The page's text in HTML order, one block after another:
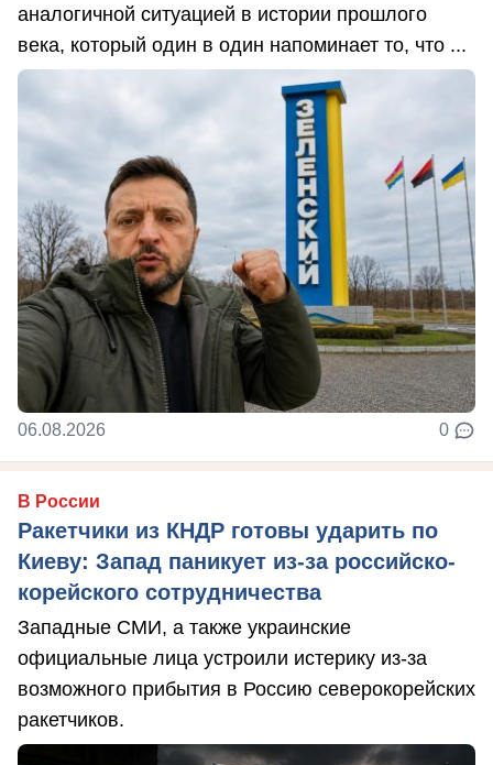
аналогичной ситуацией в истории прошлого
века, который один в один напоминает то, что ...
06.08.2026 0
В России
Ракетчики из КНДР готовы ударить по
Киеву: Запад паникует из-за российско-
корейского сотрудничества
Западные СМИ, а также украинские
официальные лица устроили истерику из-за
возможного прибытия в Россию северокорейских
ракетчиков.